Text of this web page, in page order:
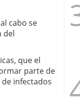
cabo se
del
que el
parte de
infectados